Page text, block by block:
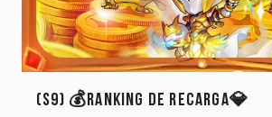
(S9) 💰Ranking de Recarga💎